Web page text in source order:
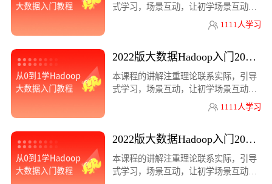
式学习，场景互动，让初学场景互动，
1111人学习
2022版大数据Hadoop入门2022版大数
本课程的讲解注重理论联系实际，引导
式学习，场景互动，让初学场景互动，
1111人学习
2022版大数据Hadoop入门2022版大数
本课程的讲解注重理论联系实际，引导
式学习，场景互动，让初学场景互动，